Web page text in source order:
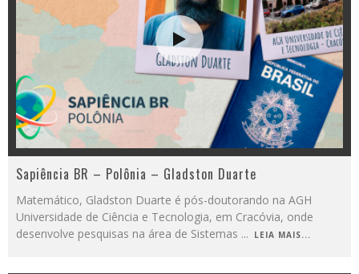
Sapiência BR – Polônia – Gladston Duarte
Matemático, Gladston Duarte é pós-doutorando na AGH
Universidade de Ciência e Tecnologia, em Cracóvia, onde
desenvolve pesquisas na área de Sistemas ... LEIA MAIS...